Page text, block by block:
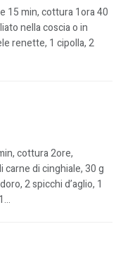
15 min, cottura 1ora 40
nella coscia o in
renette, 1 cipolla, 2
cottura 2ore,
di cinghiale, 30 g
2 spicchi d’aglio, 1